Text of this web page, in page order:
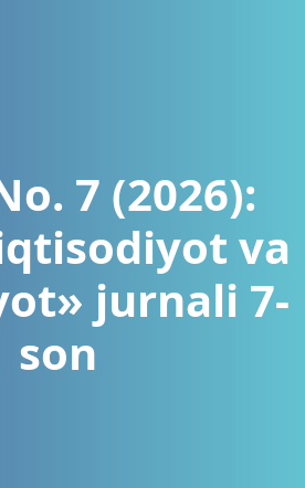
7 (2026):
va
jurnali 7-
son